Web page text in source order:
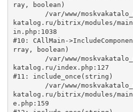
ray, boolean)
katalog.ru/bitrix/modules/
in.php:1038
#10: CAllMain-
rray, boolean)
katalog.ru/index.php:127
#11: include_once(string)
katalog.ru/bitrix/modules/
e.php:159